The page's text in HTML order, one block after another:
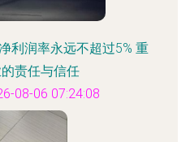
利润率永远不超过5% 重
责任与信任
08-06 07:24:08